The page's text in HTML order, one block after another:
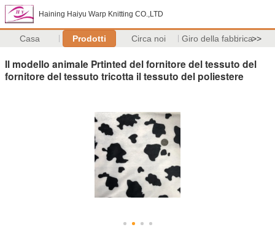
Haining Haiyu Warp Knitting CO.,LTD
Casa Prodotti Circa noi Giro della fabbrica>>
Il modello animale Prtinted del fornitore del tessuto del
fornitore del tessuto tricotta il tessuto del poliestere